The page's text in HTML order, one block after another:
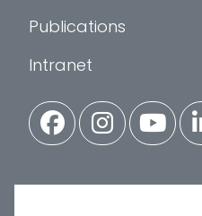
Publications
Intranet